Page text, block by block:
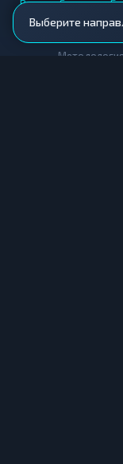
Выберите
Вики • Города •